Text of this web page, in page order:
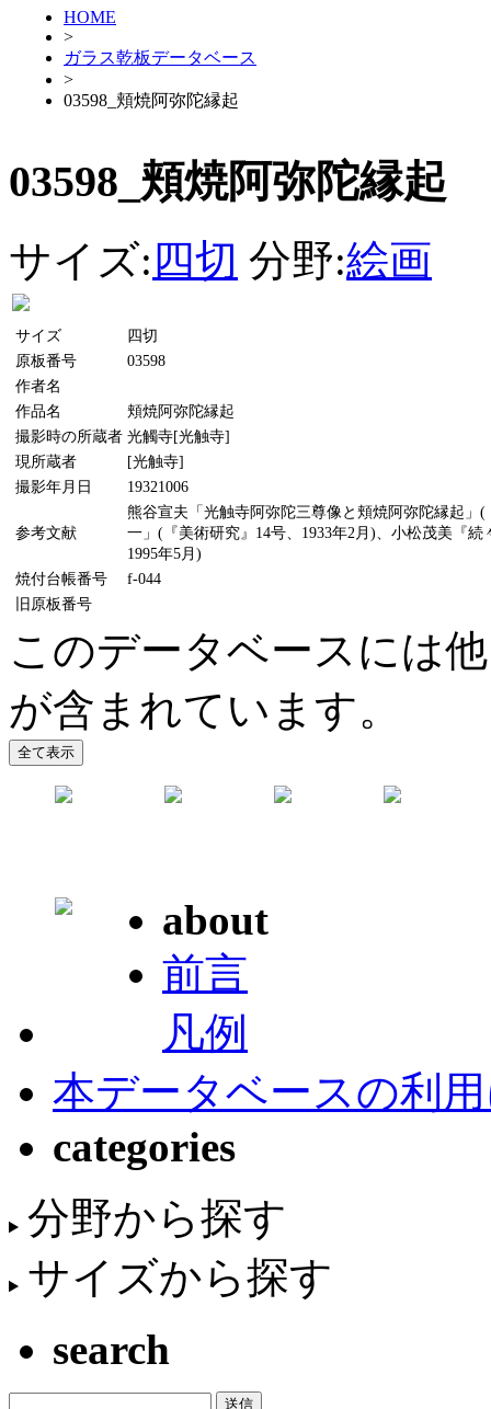
HOME
>
ガラス乾板データベース
>
03598_頬焼阿弥陀縁起
03598_頬焼阿弥陀縁起
サイズ: 四切 分野:絵画
サイズ
四切
原板番号
03598
作者名
作品名
頬焼阿弥陀縁起
撮影時の所蔵者 光觸寺[光触寺]
現所蔵者
[光触寺]
撮影年月日
19321006
参考文献
熊谷宣夫「光触寺阿弥陀三尊像と頬焼阿弥陀縁起」
一」(『美術研究』14号、1933年2月)、小松茂美『
1995年5月)
焼付台帳番号
f-044
旧原板番号
このデータベースには
が含まれています。
about
前言
凡例
本データベースの利
categories
分野から探す
サイズから探す
search